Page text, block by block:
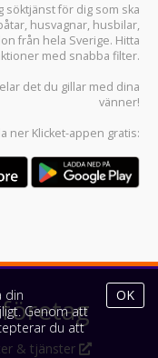
söktjänst för dig som ska
, husvagnar, husbilar,
från hela Sverige. Hitta
med snabba filter.
det du gillar med dina
vänner!
ner Klicket-appen gratis:
& tjänster
din
Genom att
du att
OK